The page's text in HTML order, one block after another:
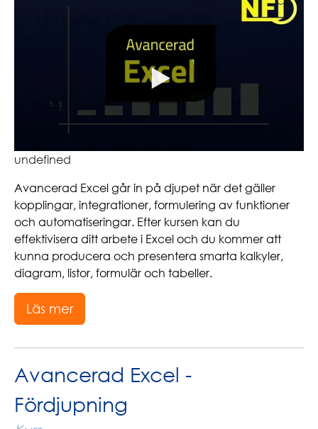
undefined
Avancerad Excel går in på djupet när det gäller
kopplingar, integrationer, formulering av funktioner
och automatiseringar. Efter kursen kan du
effektivisera ditt arbete i Excel och du kommer att
kunna producera och presentera smarta kalkyler,
diagram, listor, formulär och tabeller.
Läs mer
Avancerad Excel -
Fördjupning